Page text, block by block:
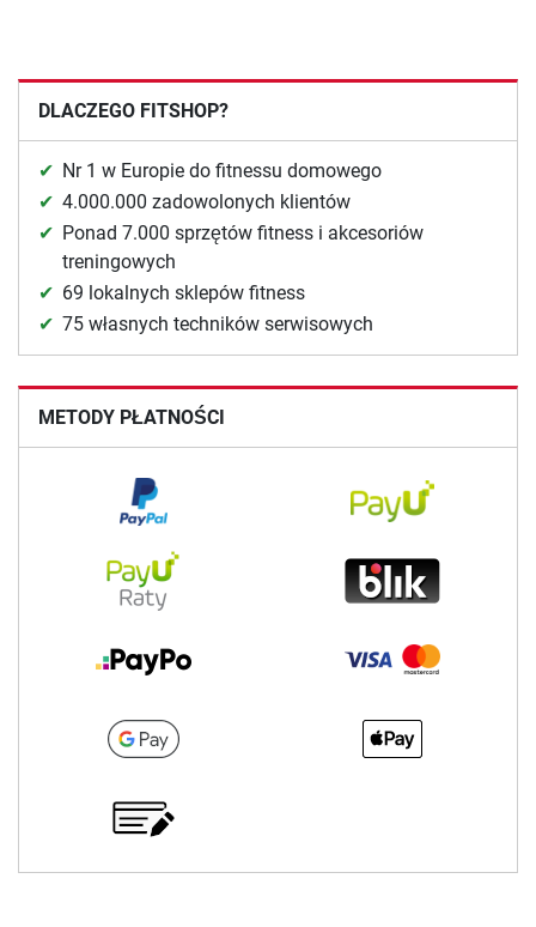
DLACZEGO FITSHOP?
Nr 1 w Europie do fitnessu domowego
4.000.000 zadowolonych klientów
Ponad 7.000 sprzętów fitness i akcesoriów
treningowych
69 lokalnych sklepów fitness
75 własnych techników serwisowych
METODY PŁATNOŚCI